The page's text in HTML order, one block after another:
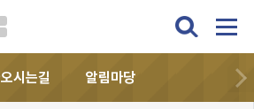
시는길 알림마당